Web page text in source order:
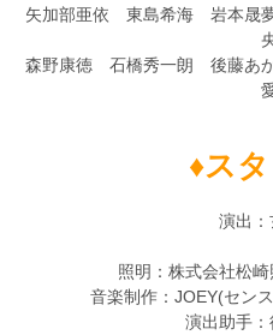
矢加部亜依 東島希海 岩本
森野康徳 石橋秀一朗 後藤
♦ス
演出
照明：株式会社松
音楽制作：JOEY(セン
演出助手：